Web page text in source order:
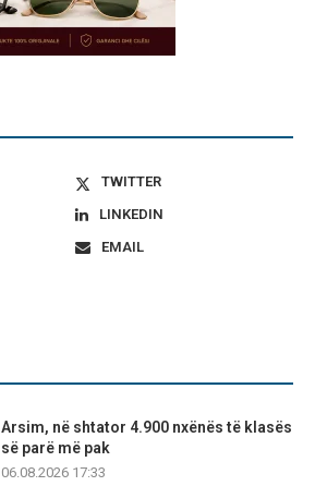
TWITTER
LINKEDIN
EMAIL
Arsim, në shtator 4.900 nxënës të klasës
së parë më pak
06.08.2026 17:33